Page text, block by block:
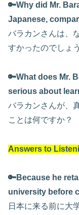
🔑Why did Mr.
Japanese,
バラカンさんは、
すかったのでしょ
🔑What does Mr.
serious about
バラカンさんが、
ことは何ですか？
Answers to
🔑Because he
university before
日本に来る前に大